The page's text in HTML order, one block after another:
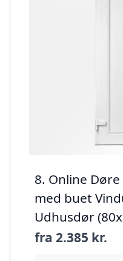
8. Online
med buet
Udhusdør
fra 2.385 kr.